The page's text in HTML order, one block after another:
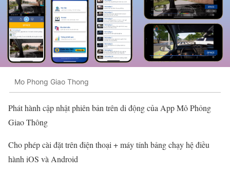
Mo Phong Giao Thong
Phát hành cập nhật phiên bản trên di động của App Mô Phỏng
Giao Thông
Cho phép cài đặt trên điện thoại + máy tính bảng chạy hệ điều
hành iOS và Android